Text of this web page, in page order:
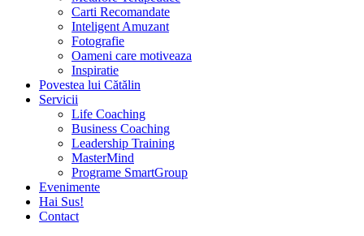
Carti Recomandate
Inteligent Amuzant
Fotografie
Oameni care motiveaza
Inspiratie
Povestea lui Cătălin
Servicii
Life Coaching
Business Coaching
Leadership Training
MasterMind
Programe SmartGroup
Evenimente
Hai Sus!
Contact